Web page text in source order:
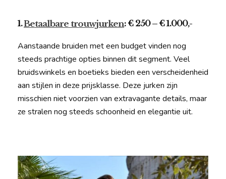
1.Betaalbare trouwjurken: € 250 – € 1.000,-
Aanstaande bruiden met een budget vinden nog
steeds prachtige opties binnen dit segment. Veel
bruidswinkels en boetieks bieden een verscheidenheid
aan stijlen in deze prijsklasse. Deze jurken zijn
misschien niet voorzien van extravagante details, maar
ze stralen nog steeds schoonheid en elegantie uit.